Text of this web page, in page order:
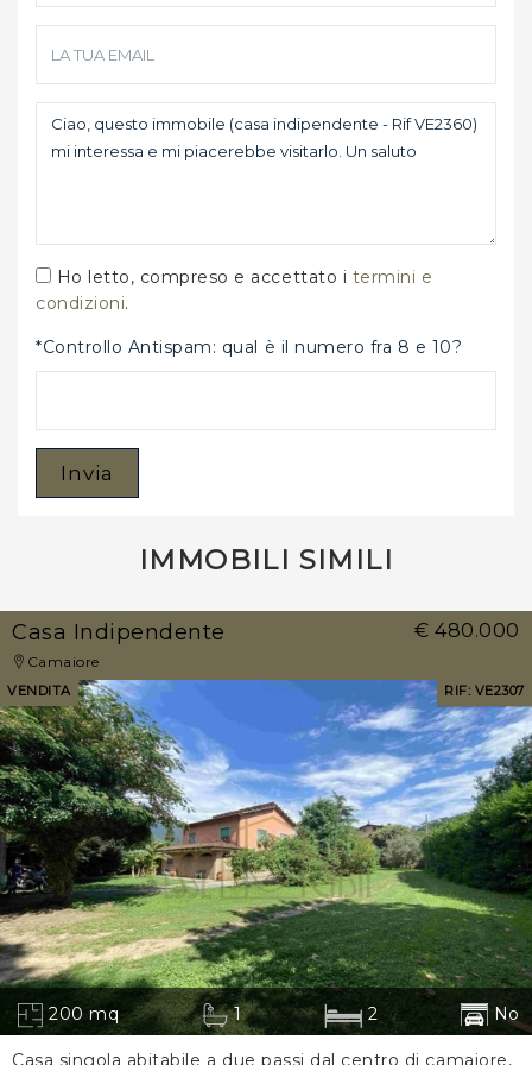
Ho letto, compreso e accettato i termini e
condizioni.
*Controllo Antispam: qual è il numero fra 8 e 10?
Invia
IMMOBILI SIMILI
Casa Indipendente € 480.000
Camaiore
VENDITA RIF: VE2307
200 mq 1 2 No
Casa singola abitabile a due passi dal centro di camaiore,